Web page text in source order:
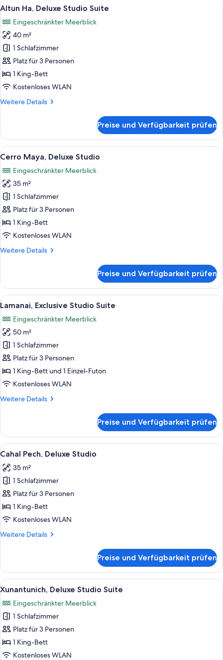
Apartment
Alle
Fotos
für
Altun
Ha,
Deluxe
Studio
Suite
9
Altun Ha, Deluxe Studio Suite
Eingeschränkter Meerblick
40 m²
1 Schlafzimmer
Platz für 3 Personen
1 King-Bett
Kostenloses WLAN
Weitere Details
Weitere
Ha,
Deluxe
Studio
Preise und Verfügbarkeit prüfen
Alle
Fotos
für
Cerro
Maya,
Deluxe
Studio
anzeigen
Ein Schlafzimmer mit Bett,
7
Cerro Maya, Deluxe Studio
Eingeschränkter Meerblick
35 m²
1 Schlafzimmer
Platz für 3 Personen
1 King-Bett
Kostenloses WLAN
Weitere Details
Weitere
Maya,
Deluxe
Studio
Preise und Verfügbarkeit prüfen
Alle
Fotos
für
Lamanai,
Exclusive
Studio
Suite
anzeigen
Ein Schlafzimmer mit Bett,
8
Lamanai, Exclusive Studio Suite
Eingeschränkter Meerblick
50 m²
1 Schlafzimmer
Platz für 3 Personen
1 King-Bett und 1 Einzel-Futon
Kostenloses WLAN
Weitere Details
Weitere
Exclusive
Studio
Suite
Preise und Verfügbarkeit prüfen
Alle
Fotos
für
Cahal
Pech,
Deluxe
Studio
Ein Schlafzimmer mit einem Bett,
7
Cahal Pech, Deluxe Studio
35 m²
1 Schlafzimmer
Platz für 3 Personen
1 King-Bett
Kostenloses WLAN
Weitere Details
Weitere
Pech,
Deluxe
Studio
Preise und Verfügbarkeit prüfen
Alle
Fotos
für
Xunantunich,
Deluxe
Studio
Suite
Ein Schlafzimmer mit einem Bett,
9
Xunantunich, Deluxe Studio Suite
Eingeschränkter Meerblick
1 Schlafzimmer
Platz für 3 Personen
1 King-Bett
Kostenloses WLAN